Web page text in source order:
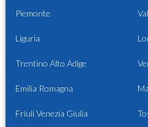
Piemonte
Liguria
Trentino Alto Adige
Emilia Romagna
Friuli Venezia Giulia